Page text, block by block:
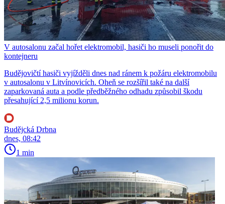
V autosalonu začal hořet elektromobil, hasiči ho museli ponořit do
kontejneru
Budějovičtí hasiči vyjížděli dnes nad ránem k požáru elektromobilu
v autosalonu v Litvínovicích. Oheň se rozšířil také na další
zaparkovaná auta a podle předběžného odhadu způsobil škodu
přesahující 2,5 milionu korun.
Budějcká Drbna
dnes, 08:42
1 min